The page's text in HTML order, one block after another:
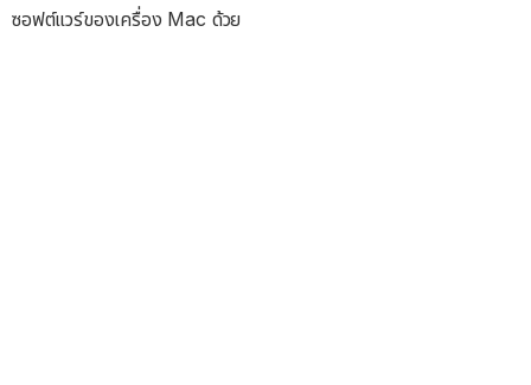
ซอฟต์แวร์ของเครื่อง Mac ด้วย